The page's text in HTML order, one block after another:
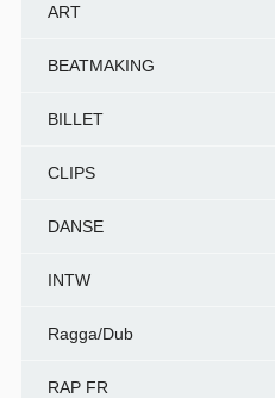
ART
BEATMAKING
BILLET
CLIPS
DANSE
INTW
Ragga/Dub
RAP FR